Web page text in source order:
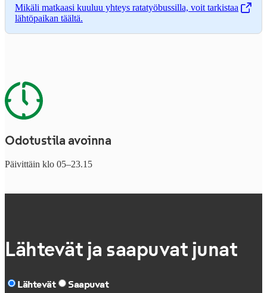
Mikäli matkaasi kuuluu yhteys ratatyöbussilla, voit tarkistaa
lähtöpaikan täältä.
,Avataan uudessa välilehdessä
Odotustila avoinna
Päivittäin klo 05–23.15
Lähtevät ja saapuvat junat
Lähtevät Saapuvat